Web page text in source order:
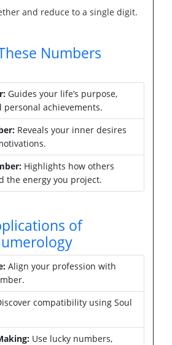
and reduce to a single digit.
Numbers
Guides your life’s purpose,
personal achievements.
Reveals your inner desires
Highlights how others
the energy you project.
of
Align your profession with
compatibility using Soul
Use lucky numbers,